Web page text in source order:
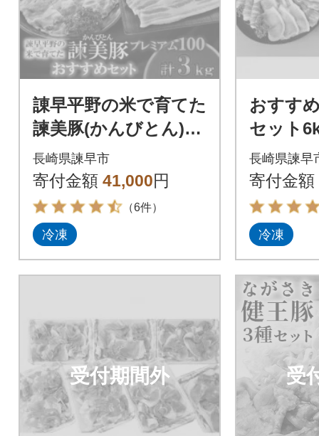
諌早平野の米で育てた
諫美豚(かんびとん)プ
レミアムおすすめセ
ット3kg【土井農場】
長崎県諫早市
寄付金額 41,000円
（6件）
冷凍
おすす
セット
の米で
(かんび
く地域
長崎県諫早
寄付金額
冷凍
受付期間外 受